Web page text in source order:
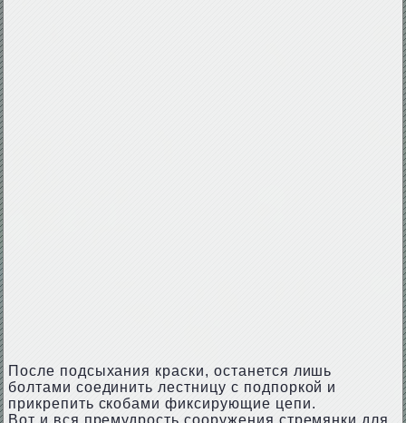
После подсыхания краски, останется лишь
болтами соединить лестницу с подпоркой и
прикрепить скобами фиксирующие цепи.